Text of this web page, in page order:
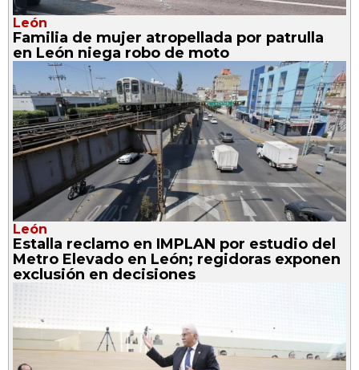
León
Familia de mujer atropellada por patrulla
en León niega robo de moto
León
Estalla reclamo en IMPLAN por estudio del
Metro Elevado en León; regidoras exponen
exclusión en decisiones